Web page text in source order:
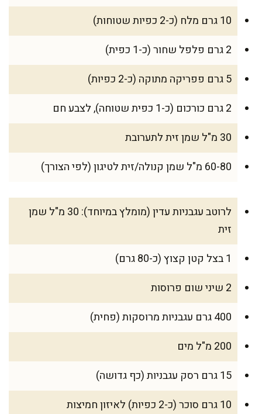
10 גרם מלח (כ-2 כפיות שטוחות)
2 גרם פלפל שחור (כ-1 כפית)
5 גרם פפריקה מתוקה (כ-2 כפיות)
2 גרם כורכום (כ-1 כפית שטוחה), לצבע חם
30 מ"ל שמן זית לתערובת
60-80 מ"ל שמן קנולה/זית לטיגון (לפי הצורך)
לרוטב עגבניות עדין (מומלץ במיוחד): 30 מ"ל שמן
זית
1 בצל קטן קצוץ (כ-80 גרם)
2 שיני שום פרוסות
400 גרם עגבניות מרוסקות (פחית)
200 מ"ל מים
15 גרם רסק עגבניות (כף גדושה)
10 גרם סוכר (כ-2 כפיות) לאיזון חמיצות